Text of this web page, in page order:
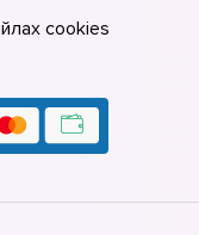
cookies